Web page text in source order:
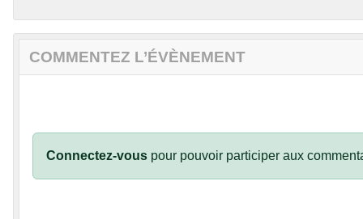
COMMENTEZ L’ÉVÈNEMENT
Connectez-vous pour pouvoir participer aux